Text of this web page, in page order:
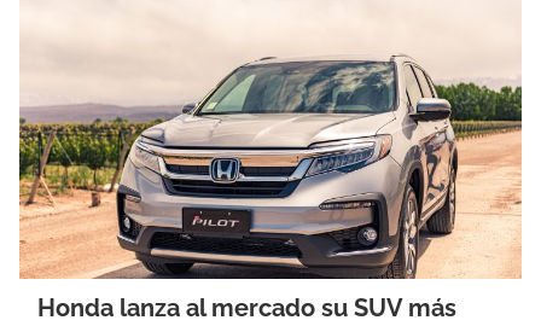
Honda lanza al mercado su SUV más